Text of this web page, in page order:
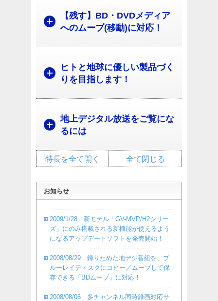
【残す】BD・DVDメディア
へのムーブ(移動)に対応！
ヒトと地球に優しい製品づく
りを目指します！
地上デジタル放送をご覧にな
るには
全て閉じる
特長を全て開く
お知らせ
2009/1/28 新モデル「GV-MVP/H2シリー
ズ」にのみ搭載される新機能が使えるよう
になるアップデートソフトを発売開始！
2008/08/29 録りためた地デジ番組を、ブ
ルーレイディスクにコピー／ムーブして保
存できる「BDムーブ」に対応！
2008/08/06 多チャンネル同時録画対応サ